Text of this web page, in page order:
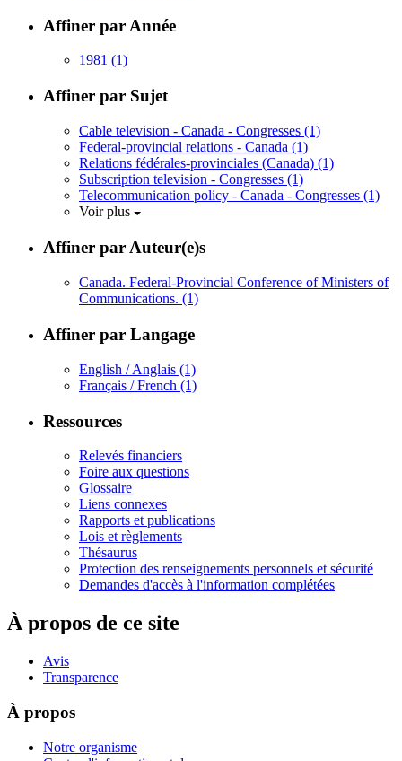
Affiner par Année
1981 (1)
Affiner par Sujet
Cable television - Canada - Congresses (1)
Federal-provincial relations - Canada (1)
Relations fédérales-provinciales (Canada) (1)
Subscription television - Congresses (1)
Telecommunication policy - Canada - Congresses (1)
Voir plus
Affiner par Auteur(e)s
Canada. Federal-Provincial Conference of Ministers of
Communications. (1)
Affiner par Langage
English / Anglais (1)
Français / French (1)
Ressources
Relevés financiers
Foire aux questions
Glossaire
Liens connexes
Rapports et publications
Lois et règlements
Thésaurus
Protection des renseignements personnels et sécurité
Demandes d'accès à l'information complétées
À propos de ce site
Avis
Transparence
À propos
Notre organisme